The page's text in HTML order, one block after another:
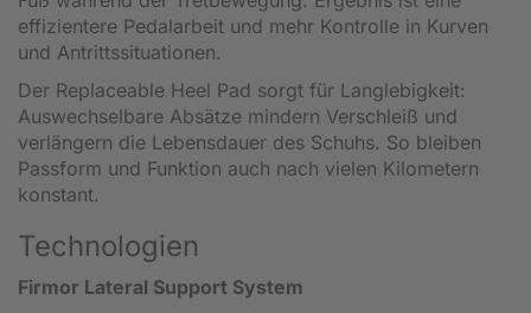
effizientere Pedalarbeit und mehr Kontrolle in Kurven
und Antrittssituationen.
Der Replaceable Heel Pad sorgt für Langlebigkeit:
Auswechselbare Absätze mindern Verschleiß und
verlängern die Lebensdauer des Schuhs. So bleiben
Passform und Funktion auch nach vielen Kilometern
konstant.
Technologien
Firmor Lateral Support System